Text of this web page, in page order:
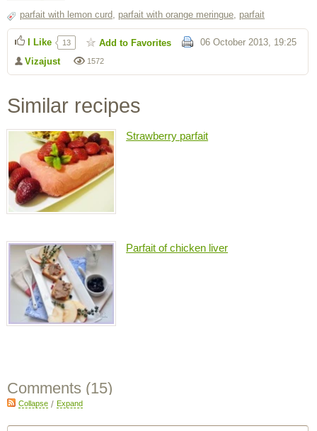
parfait with lemon curd parfait with orange meringue parfait
1572
Vizajust
06 October 2013, 19:25
I Like 13 Add to Favorites
Similar recipes
Strawberry parfait
Parfait of chicken liver
Comments (15)
Collapse / Expand